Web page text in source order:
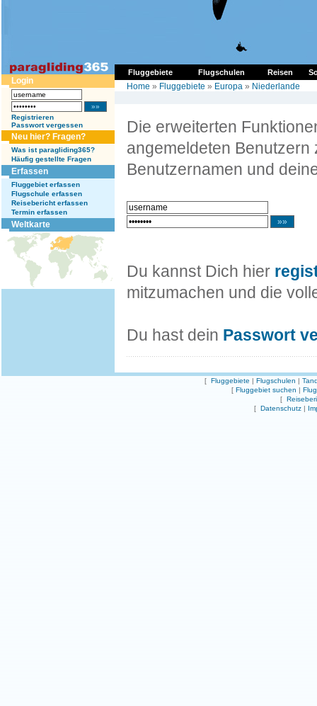
Fluggebiete Flugschulen Reisen
Login
Registrieren
Passwort vergessen
Neu hier? Fragen?
Was ist paragliding365?
Häufig gestellte Fragen
Erfassen
Fluggebiet erfassen
Flugschule erfassen
Reisebericht erfassen
Termin erfassen
Weltkarte
Home » Fluggebiete » Europa » Niederlande
Die erweiterten
angemeldeten Benutzern
Benutzernamen und
Du kannst Dich hier
mitzumachen und die
Du hast dein Passwort
[ Fluggebiete | Flugschulen |
[ Fluggebiet suchen |
[
[ Datenschutz |